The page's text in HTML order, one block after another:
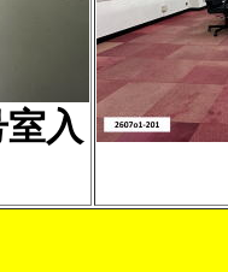
室入